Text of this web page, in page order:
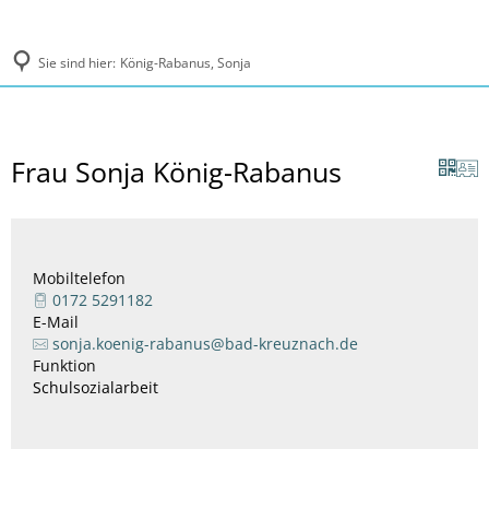
Sie sind hier: König-Rabanus, Sonja
Frau Sonja König-Rabanus
Mobiltelefon
0172 5291182
E-Mail
sonja.koenig-rabanus@bad-kreuznach.de
Funktion
Schulsozialarbeit